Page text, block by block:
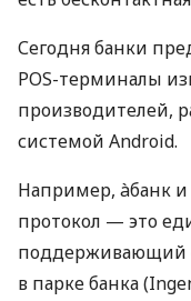
Сегодня банки
POS-терминалы
производителей,
системой Android.
Например, àбанк и
протокол — это
поддерживающий
в парке банка